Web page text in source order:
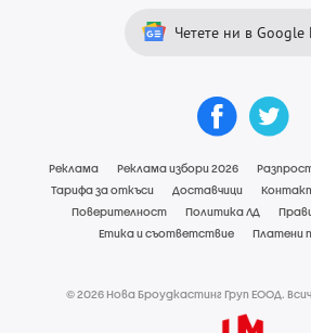
Четете ни в Google
Реклама Реклама избори 2026
Тарифа за откъси
Доставчици
Поверителност
Политика ЛД
Етика и съответствие
Платени
© 2026 Нова Броудкастинг Груп ЕООД.